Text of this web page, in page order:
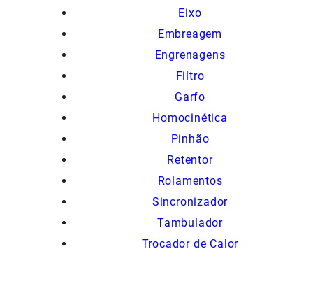
Eixo
Embreagem
Engrenagens
Filtro
Garfo
Homocinética
Pinhão
Retentor
Rolamentos
Sincronizador
Tambulador
Trocador de Calor